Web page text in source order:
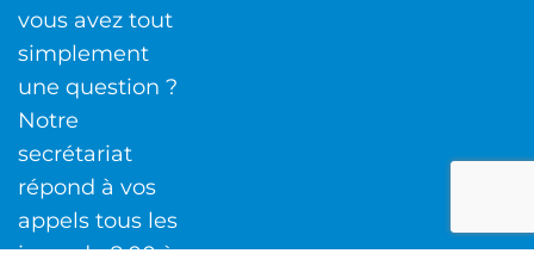
vous avez tout
simplement
une question ?
Notre
secrétariat
répond à vos
appels tous les
jours de 8:00 à